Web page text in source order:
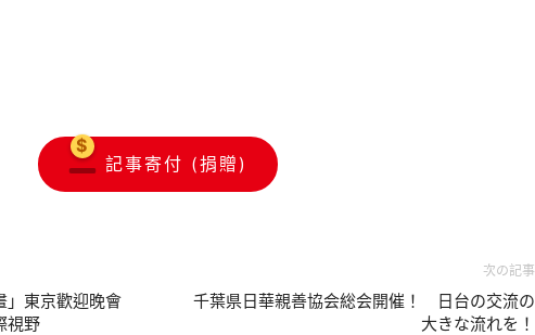
記事寄付 (捐贈)
」東京歡迎晚會
視野
次の記事
千葉県日華親善協会総会開催！ 日台の交流の
大きな流れを！